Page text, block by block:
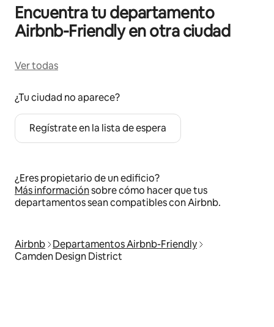
Encuentra tu departamento
Airbnb-Friendly en otra ciudad
Ver todas
¿Tu ciudad no aparece?
Regístrate en la lista de espera
¿Eres propietario de un edificio?
Más informaciónsobre cómo hacer que tus
departamentos sean compatibles con Airbnb.
Airbnb
Departamentos Airbnb-Friendly
Camden Design District